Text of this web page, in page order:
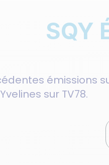
SQY
émissions
sur TV78.